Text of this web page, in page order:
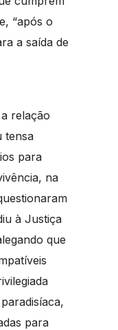
“após o
a saída de
relação
tensa
para
na
à Justiça
que
para